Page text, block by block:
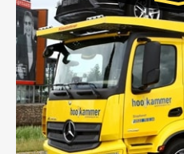
Цена за км.
- Перевозка автовозом от
быстрый и безопасный
легковых автомобилей за
город.